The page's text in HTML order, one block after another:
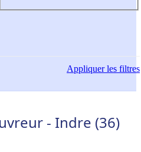
Appliquerles filtres
- Indre (36)